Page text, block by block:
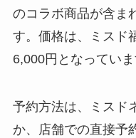
のコラボ商品が含ま
す。価格は、ミスド
6,000円となっていま
予約方法は、ミスド
か、店舗での直接予